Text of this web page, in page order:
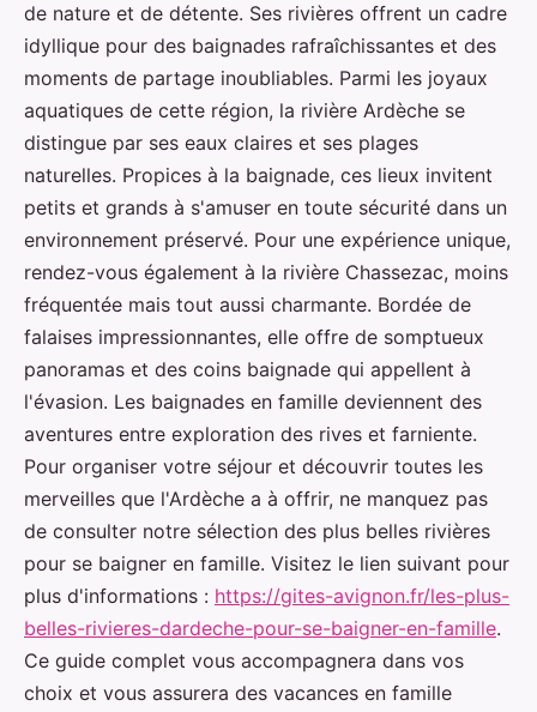
de nature et de détente. Ses rivières offrent un cadre
idyllique pour des baignades rafraîchissantes et des
moments de partage inoubliables. Parmi les joyaux
aquatiques de cette région, la rivière Ardèche se
distingue par ses eaux claires et ses plages
naturelles. Propices à la baignade, ces lieux invitent
petits et grands à s'amuser en toute sécurité dans un
environnement préservé. Pour une expérience unique,
rendez-vous également à la rivière Chassezac, moins
fréquentée mais tout aussi charmante. Bordée de
falaises impressionnantes, elle offre de somptueux
panoramas et des coins baignade qui appellent à
l'évasion. Les baignades en famille deviennent des
aventures entre exploration des rives et farniente.
Pour organiser votre séjour et découvrir toutes les
merveilles que l'Ardèche a à offrir, ne manquez pas
de consulter notre sélection des plus belles rivières
pour se baigner en famille. Visitez le lien suivant pour
plus d'informations : https://gites-avignon.fr/les-plus-
belles-rivieres-dardeche-pour-se-baigner-en-famille.
Ce guide complet vous accompagnera dans vos
choix et vous assurera des vacances en famille